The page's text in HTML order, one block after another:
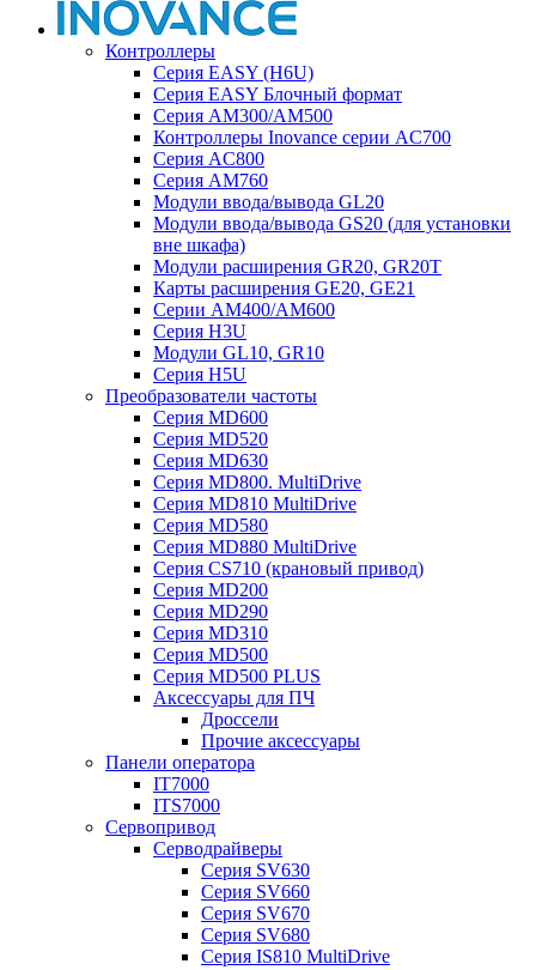
Контроллеры
Серия EASY (H6U)
Серия EASY Блочный формат
Серия AM300/AM500
Контроллеры Inovance серии AC700
Серия AC800
Серия AM760
Модули ввода/вывода GL20
Модули ввода/вывода GS20 (для установки
вне шкафа)
Модули расширения GR20, GR20T
Карты расширения GE20, GE21
Серии AM400/AM600
Серия H3U
Модули GL10, GR10
Серия H5U
Преобразователи частоты
Серия MD600
Серия MD520
Серия MD630
Серия MD800. MultiDrive
Серия MD810 MultiDrive
Серия MD580
Серия MD880 MultiDrive
Серия CS710 (крановый привод)
Серия MD200
Серия MD290
Серия MD310
Серия MD500
Серия MD500 PLUS
Аксессуары для ПЧ
Дроссели
Прочие аксессуары
Панели оператора
IT7000
ITS7000
Сервопривод
Серводрайверы
Серия SV630
Серия SV660
Серия SV670
Серия SV680
Серия IS810 MultiDrive